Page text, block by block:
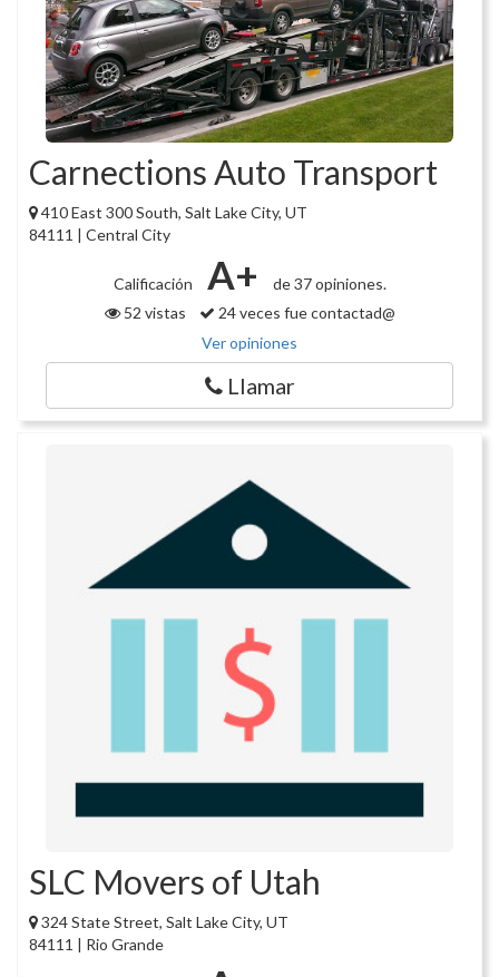
Carnections Auto Transport
410 East 300 South, Salt Lake City, UT
84111 | Central City
Calificación A+
de 37 opiniones.
52 vistas
24 veces fue contactad@
Ver opiniones
Llamar
SLC Movers of Utah
324 State Street, Salt Lake City, UT
84111 | Rio Grande